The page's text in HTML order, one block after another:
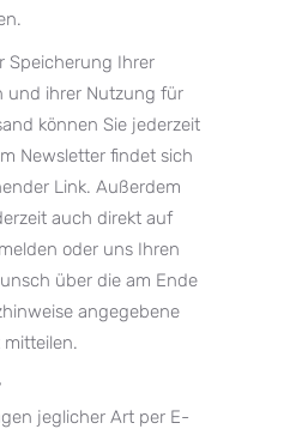
Speicherung Ihrer
und ihrer Nutzung für
können Sie jederzeit
Newsletter findet sich
Link. Außerdem
auch direkt auf
oder uns Ihren
über die am Ende
angegebene
jeglicher Art per E-